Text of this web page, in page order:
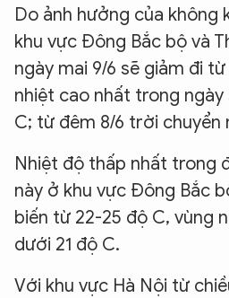
Do ảnh hưởng của không
khu vực Đông Bắc bộ và
ngày mai 9/6 sẽ giảm đi
nhiệt cao nhất trong ngày
C; từ đêm 8/6 trời chuyển
Nhiệt độ thấp nhất trong
này ở khu vực Đông Bắc
biến từ 22-25 độ C, vùng
dưới 21 độ C.
Với khu vực Hà Nội từ